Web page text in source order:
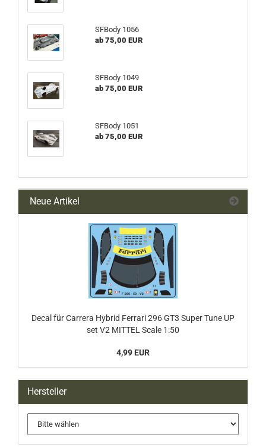
SFBody 1056
ab 75,00 EUR
SFBody 1049
ab 75,00 EUR
SFBody 1051
ab 75,00 EUR
Neue Artikel
Decal für Carrera Hybrid Ferrari 296 GT3 Super Tune UP
set V2 MITTEL Scale 1:50
4,99 EUR
Hersteller